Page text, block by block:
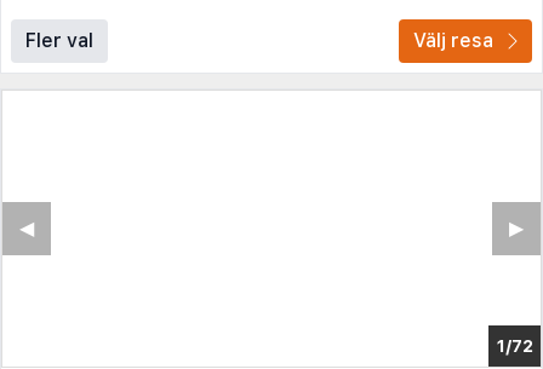
Fler val Välj resa
1/68
▶︎
◀︎